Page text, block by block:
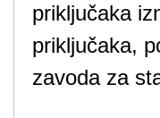
priključaka
priključaka,
zavoda za